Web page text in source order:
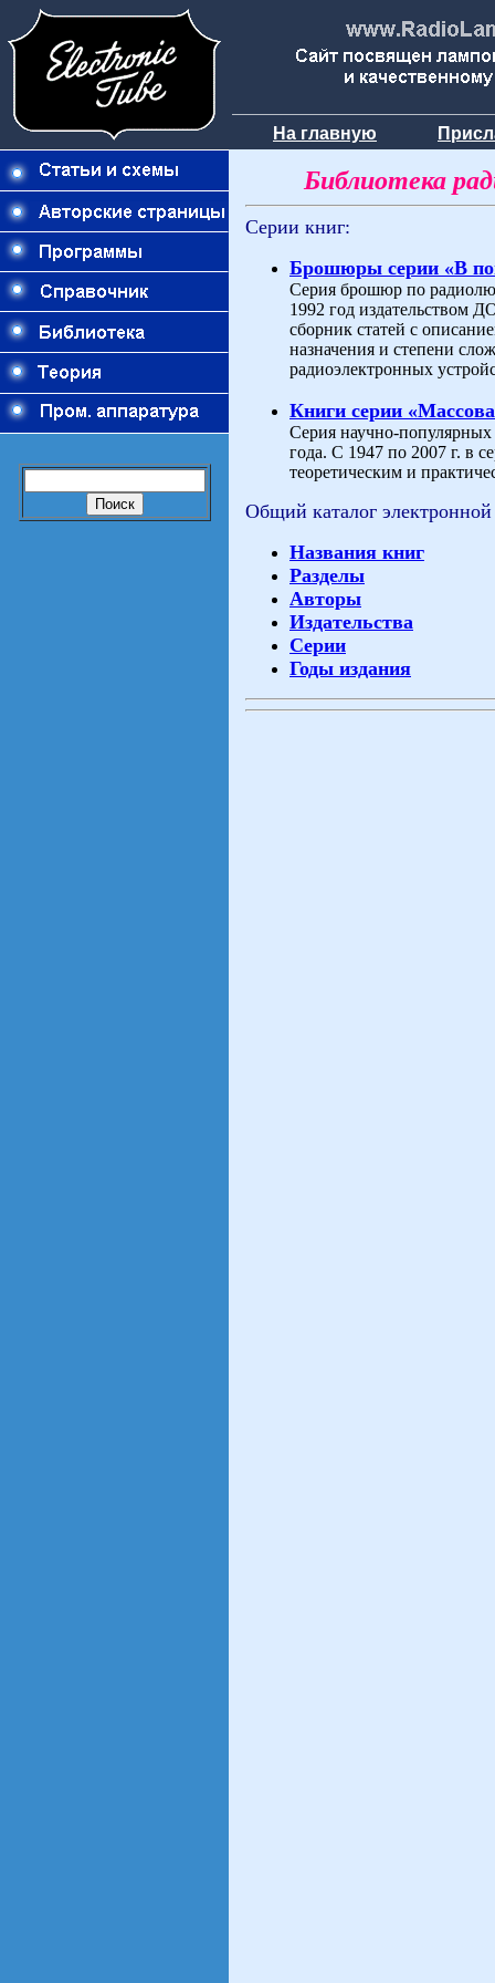
На главную
Библиотека
Серии книг:
Брошюры серии «В
Серия брошюр по
1992 год издательством
сборник статей с
назначения и степени
радиоэлектронных
Книги серии
Серия научно-
года. С 1947 по 2007 г. в
теоретическим и
Общий каталог
Названия книг
Разделы
Авторы
Издательства
Серии
Годы издания